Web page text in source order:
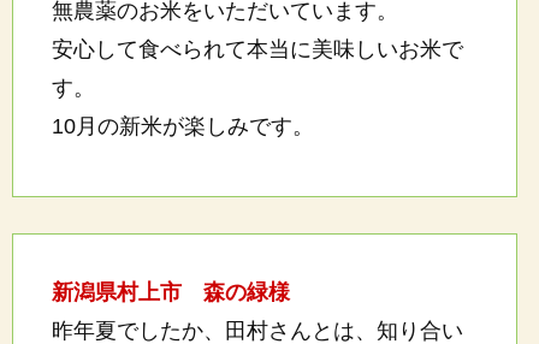
無農薬のお米をいただいています。
安心して食べられて本当に美味しいお米で
す。
10月の新米が楽しみです。
新潟県村上市 森の緑様
昨年夏でしたか、田村さんとは、知り合い